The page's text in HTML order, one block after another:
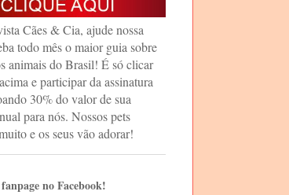
Cães & Cia, ajude nossa
todo mês o maior guia sobre
animais do Brasil! É só clicar
e participar da assinatura
30% do valor de sua
para nós. Nossos pets
e os seus vão adorar!
no Facebook!